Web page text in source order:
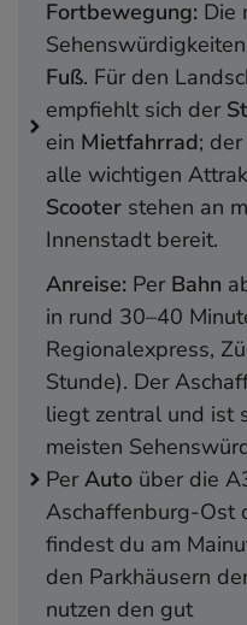
„bayerisches
❓ Was ist das
der Besuch?
❓ Was gibt es im
sehen?
❓ Kann ich
erkunden?
❓ Wann ist die
❓ Wie viele
einplanen?
Fazit
Aschaffenburg-
Fortbewegung: Die
Fuß. Für den
empfiehlt sich der
ein Mietfahrrad;
alle wichtigen
Scooter stehen an
Innenstadt bereit.
Anreise: Per Bahn
in rund 30–40
Regionalexpress,
Stunde). Der
liegt zentral und ist
meisten
PerAuto über die
Aschaffenburg-Ost
findest du am
den Parkhäusern
nutzen den gut